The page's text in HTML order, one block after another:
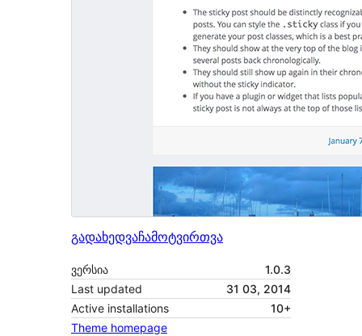
გადახედვაჩამოტვირთვა
ვერსია
1.0.3
Last updated
31 03, 2014
Active installations
10+
Theme homepage